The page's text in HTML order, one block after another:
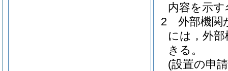
内容を示
2
外部機関
には，外
きる。
(設置の申